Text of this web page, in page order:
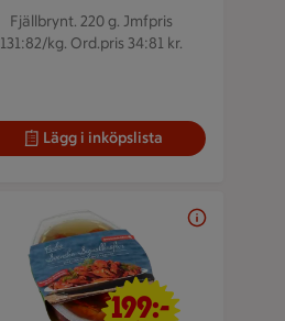
Fjällbrynt. 220 g. Jmfpris
131:82/kg. Ord.pris 34:81 kr.
Lägg i inköpslista
199 kr/st
199:-